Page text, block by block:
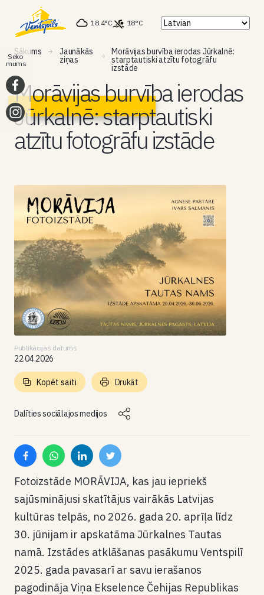
18.4°C 18°C
Sākums Jaunākās
ziņas
Morāvijas burvība ierodas Jūrkalnē:
starptautiski atzītu fotogrāfu
izstāde
Morāvijas burvība ierodas
Jūrkalnē: starptautiski
atzītu fotogrāfu izstāde
Publikācijas datums
22.04.2026
Dalīties sociālajos medijos
Kopēt saiti Drukāt
Fotoizstāde MORĀVIJA, kas jau iepriekš
sajūsminājusi skatītājus vairākās Latvijas
kultūras telpās, no 2026. gada 20. aprīļa līdz
30. jūnijam ir apskatāma Jūrkalnes Tautas
namā. Izstādes atklāšanas pasākumu Ventspilī
2025. gada pavasarī ar savu ierašanos
pagodināja Viņa Ekselence Čehijas Republikas
Seko
mums